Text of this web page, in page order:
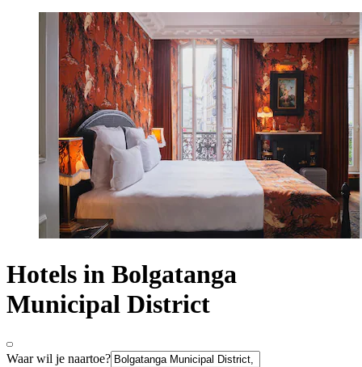
Hotels in Bolgatanga
Municipal District
Waar wil je naartoe?